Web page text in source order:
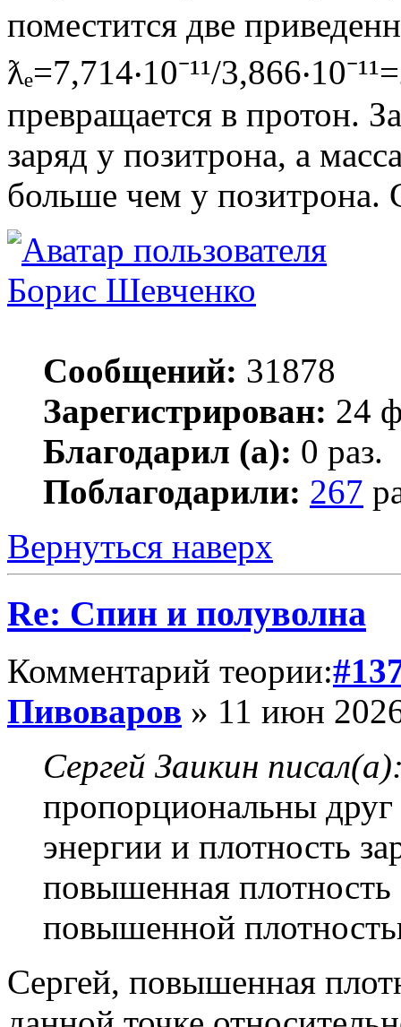
поместится две
ƛₑ=7,714‧10⁻¹¹/
превращается в протон.
заряд у позитрона, а
больше чем у позитрона.
Борис Шевченко
Сообщений: 31878
Зарегистрирован: 24
Благодарил (а): 0 раз.
Поблагодарили: 267
Вернуться наверх
Re: Спин и полуволна
Комментарий теории:
Пивоваров » 11 июн
Сергей Заикин
пропорциональны
энергии и плотность
повышенная плотность
повышенной
Сергей, повышенная